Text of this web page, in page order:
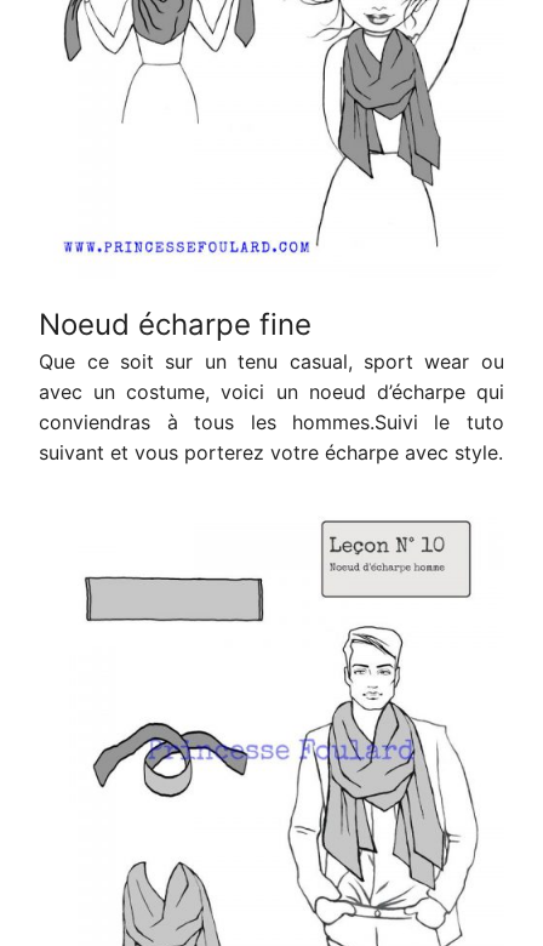
Noeud écharpe fine
Que ce soit sur un tenu casual, sport wear ou
avec un costume, voici un noeud d’écharpe qui
conviendras à tous les hommes.Suivi le tuto
suivant et vous porterez votre écharpe avec style.